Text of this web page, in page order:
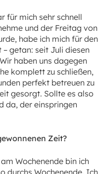
für mich sehr schnell
und der Freitag von
habe ich mich für den
getan: seit Juli diesen
haben uns dagegen
komplett zu schließen,
perfekt betreuen zu
gesorgt. Sollte es also
da, der einspringen
Zeit?
Wochenende bin ich